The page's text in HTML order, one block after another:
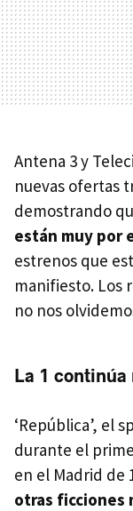
Antena 3 y
nuevas ofertas
demostrando
están muy por
estrenos que
manifiesto. Los
no nos
La 1 continúa
‘República’, el
durante el
en el Madrid de
otras ficciones